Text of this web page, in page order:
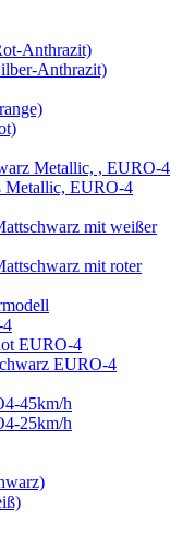
Anthrazit)
Anthrazit)
Metallic, , EURO-4
Metallic, EURO-4
mit weißer
mit roter
4
EURO-4
EURO-4
45km/h
25km/h